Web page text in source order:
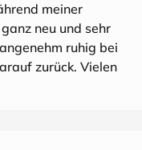
meiner
neu und sehr
ruhig bei
zurück. Vielen